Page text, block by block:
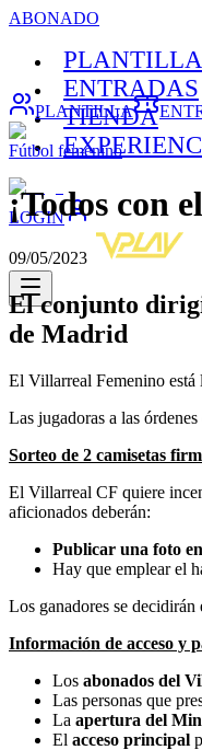
ABONADO
PLANTILLA
ENTRADAS
TIENDA
LOGIN
PLANTILLA
Fútbol femenino
¡Todos con
09/05/2023
El conjunto
de Madrid
El Villarreal Femenino está
Las jugadoras a las
Sorteo de 2 camisetas
El Villarreal CF quiere
aficionados deberán:
Publicar una foto
Hay que emplear el
Los ganadores se
Información de acceso y
Los abonados del
Las personas que
La apertura del
El acceso principal